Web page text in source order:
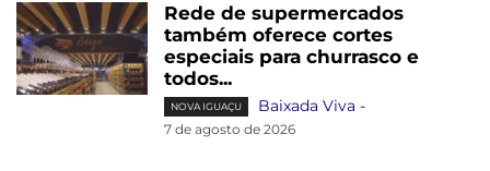
Rede de supermercados
também oferece cortes
especiais para churrasco e
todos...
NOVA IGUAÇU Baixada Viva -
7 de agosto de 2026